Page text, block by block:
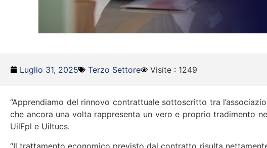
Luglio 31, 2025 Terzo Settore Visite : 1249
“Apprendiamo del rinnovo contrattuale sottoscritto tra
che ancora una volta rappresenta un vero e proprio tradimento
UilFpl e Uiltucs.
“Il trattamento economico previsto dal contratto risulta